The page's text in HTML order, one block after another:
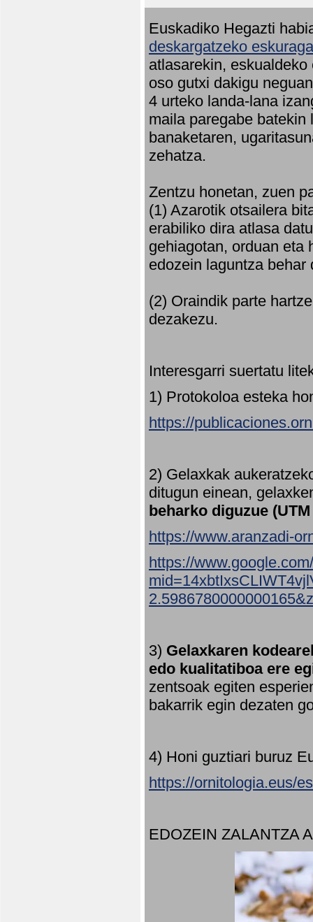
Euskadiko Hegazti
deskargatzeko
atlasarekin,
oso gutxi dakigu
4 urteko landa-lana
maila paregabe
banaketaren,
zehatza.
Zentzu honetan, zuen
(1) Azarotik otsailera
erabiliko dira atlasa
gehiagotan, orduan eta
edozein laguntza behar
(2) Oraindik parte
dezakezu.
Interesgarri suertatu
1) Protokoloa esteka
https://
2) Gelaxkak
ditugun einean,
beharko diguzue
https://www.aranzadi-
https://
3) Gelaxkaren
edo kualitatiboa ere
zentsoak egiten
bakarrik egin dezaten
4) Honi guztiari buruz
https://ornitologia.eus/
EDOZEIN ZALANTZA